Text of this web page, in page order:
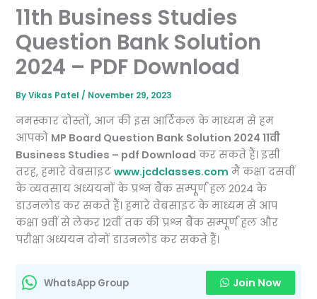
11th Business Studies
Question Bank Solution
2024 – PDF Download
ByVikas Patel/ November 29, 2023
नमस्कार दोस्तों, आज की इस आर्टिकल के माध्यम से हम
आपको MP Board Question Bank Solution 2024 11वी
Business Studies – pdf Download कर सकते हैं। इसी
तरह, हमारे वेबसाइटwww.jcdclasses.com मैं कक्षा दसवीं
के व्यवसाय अध्ययनों के प्रश्न बैंक सम्पूर्ण हल 2024 के
डाउनलोड कर सकते हैं। हमारे वेबसाइट के माध्यम से आप
कक्षा 9वीं से लेकर 12वीं तक की प्रश्न बैंक सम्पूर्ण हल और
परीक्षा अध्ययन दोनों डाउनलोड कर सकते हैं।
WhatsApp Group Join Now